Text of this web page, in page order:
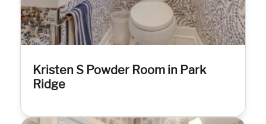
Kristen S Powder Room in Park
Ridge